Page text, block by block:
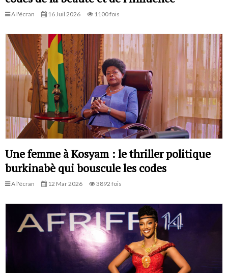
A l'écran 16 Juil 2026 1100 fois
Une femme à Kosyam : le thriller politique
burkinabè qui bouscule les codes
A l'écran 12 Mar 2026 3892 fois